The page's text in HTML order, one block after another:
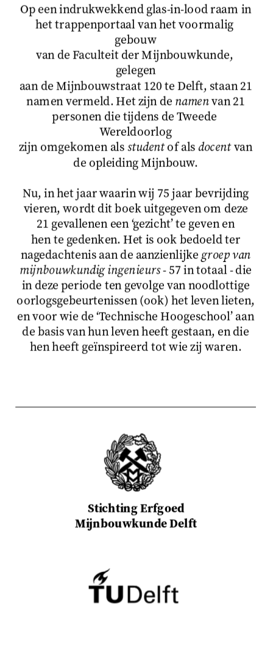
Stichting Erfgoed
Mijnbouwkunde Delft
Op een indrukwekkend glas-in-lood raam in
het trappenportaal van het voormalig
gebouw
van de Faculteit der Mijnbouwkunde,
gelegen
aan de Mijnbouwstraat 120 te Delft, staan 21
namen vermeld. Het zijn de namen van 21
personen die tijdens de Tweede
Wereldoorlog
zijn omgekomen als student of als docent van
de opleiding Mijnbouw.
Nu, in het jaar waarin wij 75 jaar bevrijding
vieren, wordt dit boek uitgegeven om deze
21 gevallenen een ‘gezicht’ te geven en
hen te gedenken. Het is ook bedoeld ter
nagedachtenis aan de aanzienlijke groep van
mijnbouwkundig ingenieurs - 57 in totaal - die
in deze periode ten gevolge van noodlottige
oorlogsgebeurtenissen (ook) het leven lieten,
en voor wie de ‘Technische Hoogeschool’ aan
de basis van hun leven heeft gestaan, en die
hen heeft geïnspireerd tot wie zij waren.